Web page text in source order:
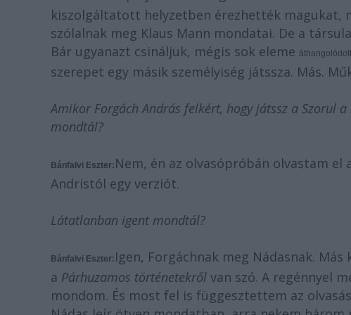
kiszolgáltatott helyzetben érezhették magukat,
szólalnak meg Klaus Mann mondatai. De a
Bár ugyanazt csináljuk, mégis sok eleme áthangolódott
szerepet egy másik személyiség játssza. Más.
Amikor Forgách András felkért, hogy játssz a Szorul
mondtál?
Bánfalvi Eszter: Nem, én az olvasópróbán olvastam
Andristól egy verziót.
Látatlanban igent mondtál?
Bánfalvi Eszter: Igen, Forgáchnak meg Nádasnak.
a Párhuzamos történetekről van szó. A regénnyel
mondom. És most fel is függesztettem az